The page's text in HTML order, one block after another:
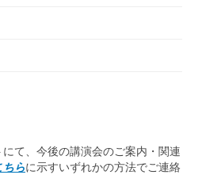
て、今後の講演会のご案内・関連
ちらに示すいずれかの方法でご連絡